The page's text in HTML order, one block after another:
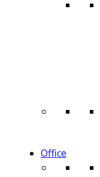
Office